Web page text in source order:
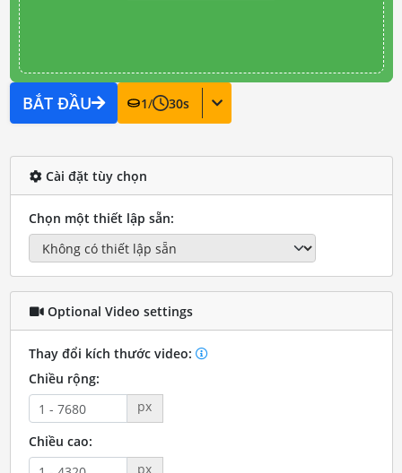
BẮT ĐẦU 1/ 30s
Cài đặt tùy chọn
Chọn một thiết lập sẵn:
Optional Video settings
Thay đổi kích thước video:
Chiều rộng:
px
Chiều cao:
px